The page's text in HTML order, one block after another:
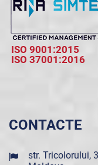
ISO 9001:2015
ISO 37001:2016
CONTACTE
str. Tricolorului,